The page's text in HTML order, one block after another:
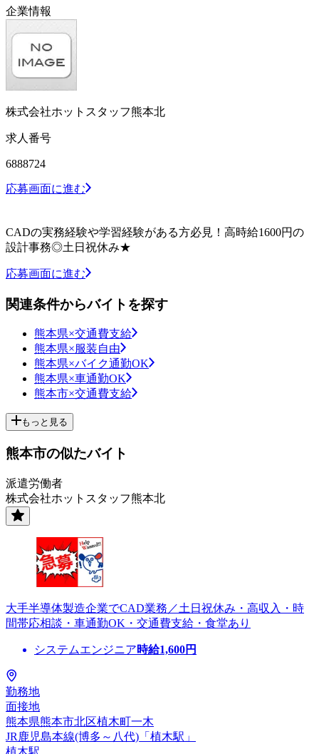
企業情報
株式会社ホットスタッフ熊本北
求人番号
6888724
応募画面に進む
CADの実務経験や学習経験がある方必見！高時給1600円の
設計事務◎土日祝休み★
応募画面に進む
関連条件からバイトを探す
熊本県×交通費支給
熊本県×服装自由
熊本県×バイク通勤OK
熊本県×車通勤OK
熊本市×交通費支給
もっと見る
熊本市の似たバイト
派遣労働者
株式会社ホットスタッフ熊本北
大手半導体製造企業でCAD業務／土日祝休み・高収入・時
間帯応相談・車通勤OK・交通費支給・食堂あり
システムエンジニア時給1,600円
勤務地
面接地
熊本県熊本市北区植木町一木
JR鹿児島本線(博多～八代)「植木駅」
植木駅